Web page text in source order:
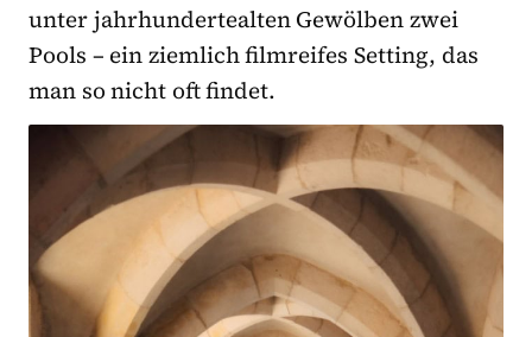
unter jahrhundertealten Gewölben zwei
Pools – ein ziemlich filmreifes Setting, das
man so nicht oft findet.